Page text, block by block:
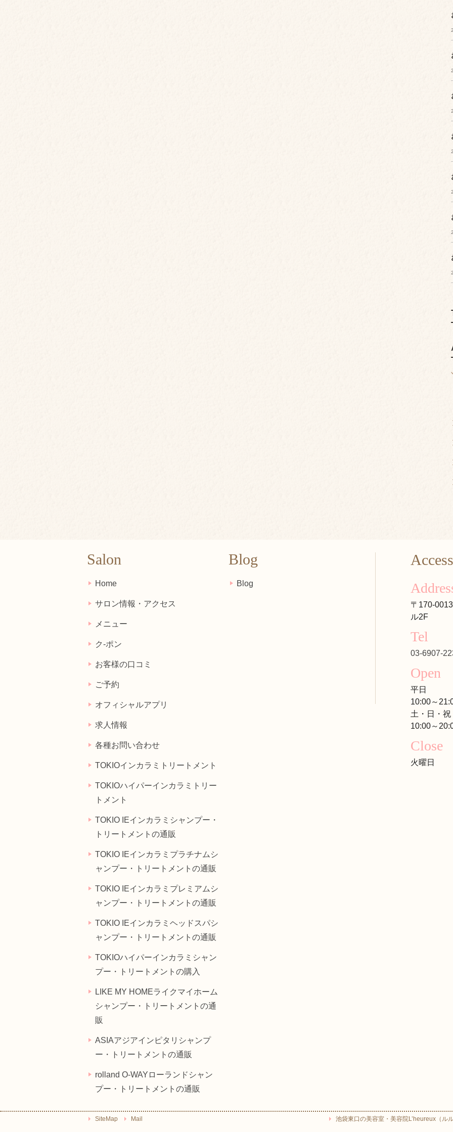
Salon
Home
サロン情報・アクセス
メニュー
ク-ポン
お客様の口コミ
ご予約
オフィシャルアプリ
求人情報
各種お問い合わせ
TOKIOインカラミトリートメント
TOKIOハイパーインカラミトリー
トメント
TOKIO IEインカラミシャンプー・
トリートメントの通販
TOKIO IEインカラミプラチナムシ
ャンプー・トリートメントの通販
TOKIO IEインカラミプレミアムシ
ャンプー・トリートメントの通販
TOKIO IEインカラミヘッドスパシ
ャンプー・トリートメントの通販
TOKIOハイパーインカラミシャン
プー・トリートメントの購入
LIKE MY HOMEライクマイホーム
シャンプー・トリートメントの通
販
ASIAアジアインピタリシャンプ
ー・トリートメントの通販
rolland O-WAYローランドシャン
プー・トリートメントの通販
Blog
Blog
Access
〒170-
ル2F
Tel
03-6907-
Open
平日
10:00～
土・日・祝
10:00～
Close
火曜日
SiteMap Mail 池袋東口の美容室・美容院L’heureux（